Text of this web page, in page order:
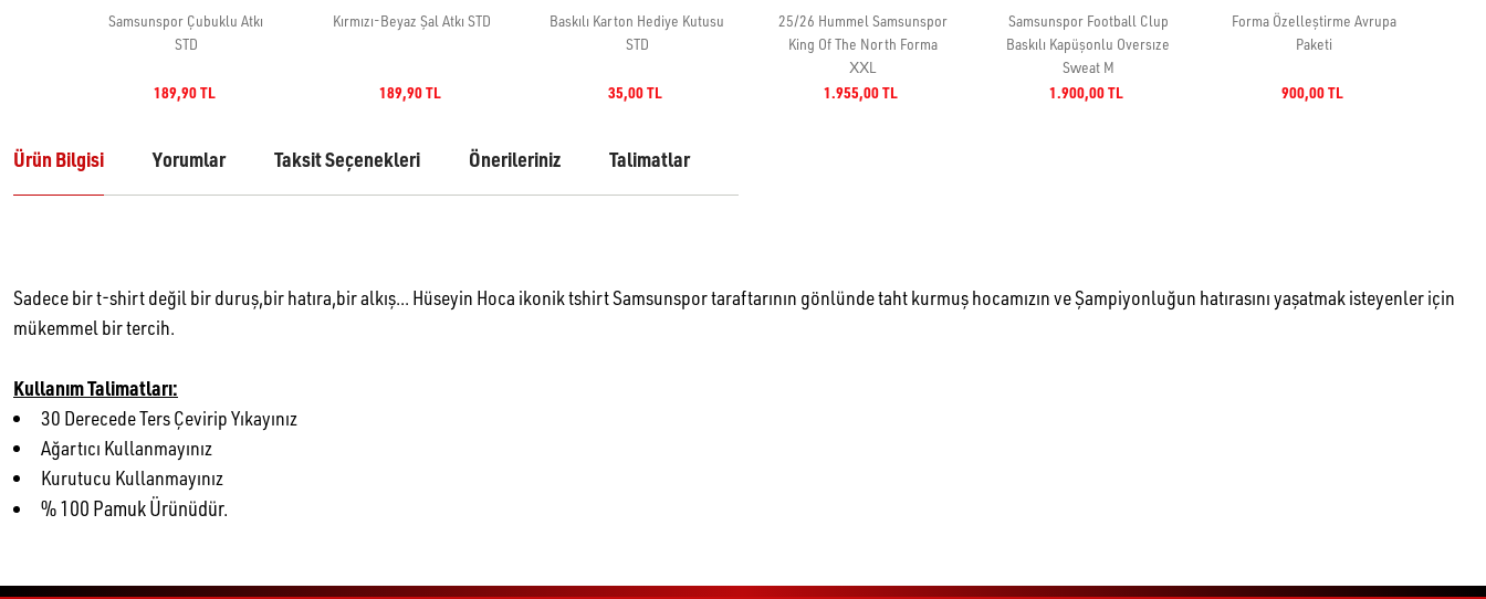
Ürün Bilgisi Yorumlar Taksit Seçenekleri Önerileriniz Talimatlar
Sadece bir t-shirt değil bir duruş,bir hatıra,bir alkış... Hüseyin Hoca ikonik tshirt Samsunspor taraftarının gönlünde taht kurmuş hocamızın ve Şampiyonluğun hatırasını yaşatmak isteyenler için
mükemmel bir tercih.
Kullanım Talimatları:
30 Derecede Ters Çevirip Yıkayınız
Ağartıcı Kullanmayınız
Kurutucu Kullanmayınız
% 100 Pamuk Ürünüdür.
Bu ürünün fiyat bilgisi, resim, ürün açıklamalarında ve diğer konularda yetersiz gördüğünüz noktaları öneri formunu kullanarak tarafımıza iletebilirsiniz.
1. TESLİMAT DETAYLARI